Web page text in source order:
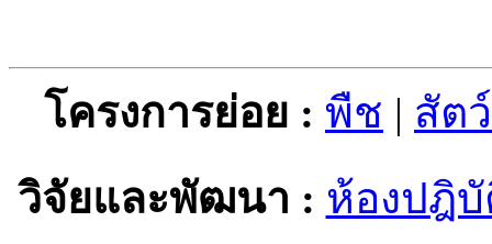
โครงการย่อย : พืช | สัตว์
วิจัยและพัฒนา : ห้องปฎิบั